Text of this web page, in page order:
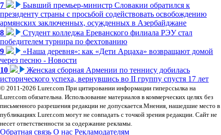
7
Бывший премьер-министр Словакии обратился к
президенту страны с просьбой содействовать освобождению
армянских заключенных, осужденных в Азербайджане
8
Студент колледжа Ереванского филиала РЭУ стал
победителем турнира по фехтованию
9
«Наша деревня»: как «Дети Арцаха» возвращают домой
через песню - Новости
10
Женская сборная Армении по теннису добилась
исторического успеха, вернувшись во II группу спустя 17 лет
© 2011-2026 Lurer.com При цитировании информации гиперссылка на
Lurer.com обязательна. Использование материалов в коммерческих целях без
письменного разрешения редакции не допускается.Мнения, нашедшие место в
публикациях Lurer.com могут не совпадать с точкой зрения редакции. Сайт не
несет ответственности за содержание рекламы.
Обратная связь О нас Рекламодателям